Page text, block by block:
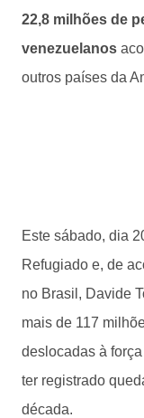
22,8 milhões de
venezuelanos
outros países da
Este sábado, dia
Refugiado e, de
no Brasil, Davide
mais de 117
deslocadas à
ter registrado
década.